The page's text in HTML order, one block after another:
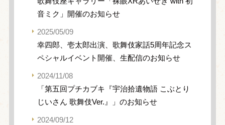
音ミク」開催のお知らせ
2025/05/09
幸四郎、壱太郎出演、歌舞伎家話5周年記念ス
ペシャルイベント開催、生配信のお知らせ
2024/11/08
「第五回プチカブキ『宇治拾遺物語 こぶとり
じいさん 歌舞伎Ver.』」のお知らせ
2024/09/12